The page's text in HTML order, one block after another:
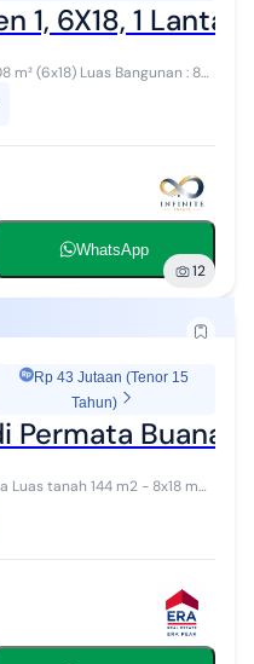
1, 6X18, 1
m² (6x18) Luas Bangunan : 80
: 2 Hadap : Utara Daya
WhatsApp
12
Rp 43 Jutaan (Tenor 15
Tahun)
Permata Buana,